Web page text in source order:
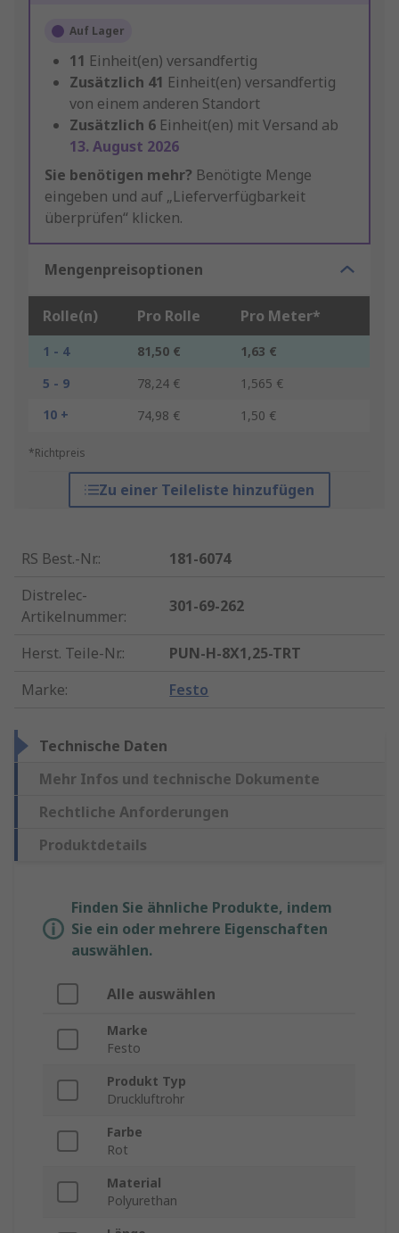
Auf Lager
11 Einheit(en) versandfertig
Zusätzlich 41 Einheit(en) versandfertig
von einem anderen Standort
Zusätzlich 6 Einheit(en) mit Versand ab
13. August 2026
Sie benötigen mehr? Benötigte Menge
eingeben und auf „Lieferverfügbarkeit
überprüfen“ klicken.
Mengenpreisoptionen
Rolle(n) Pro Rolle Pro Meter*
1 - 4 81,50 €
1,63 €
5 - 9
78,24 €
1,565 €
10 +
74,98 € 1,50 €
*Richtpreis
Zu einer Teileliste hinzufügen
RS Best.-Nr.:
181-6074
Distrelec-
Artikelnummer:
301-69-262
Herst. Teile-Nr.:
PUN-H-8X1,25-TRT
Marke: Festo
Technische Daten
Mehr Infos und technische Dokumente
Rechtliche Anforderungen
Produktdetails
Finden Sie ähnliche Produkte, indem
Sie ein oder mehrere Eigenschaften
auswählen.
Alle auswählen
Marke
Festo
Produkt Typ
Druckluftrohr
Farbe
Rot
Material
Polyurethan